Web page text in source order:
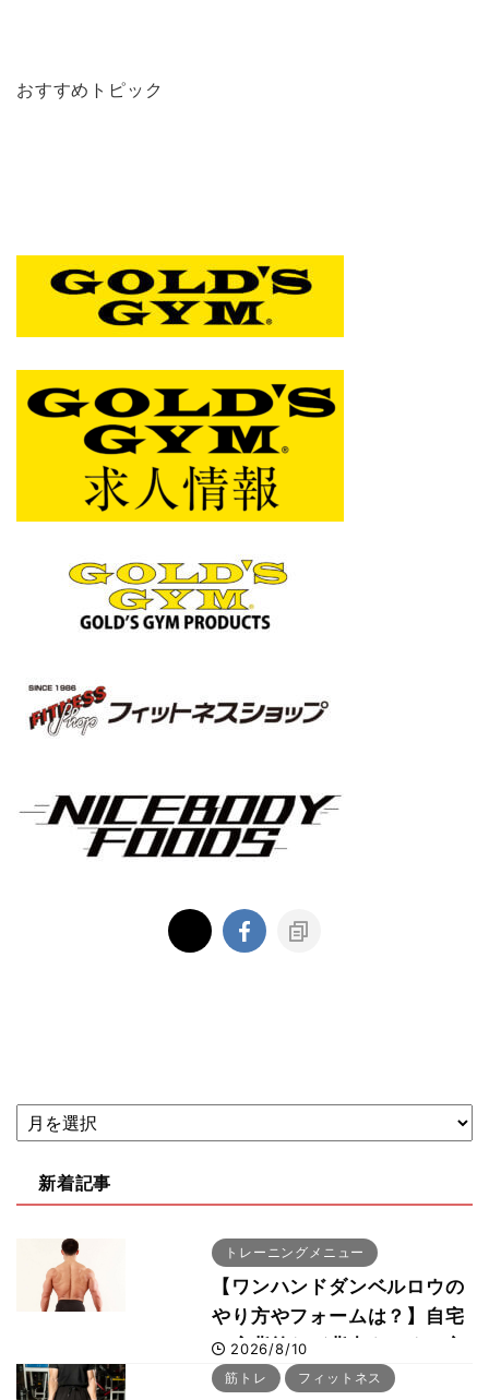
おすすめトピック
新着記事
トレーニングメニュー
【ワンハンドダンベルロウの
やり方やフォームは？】自宅
で広背筋など背中をつくる方
法をボディビル世界王者・鈴
2026/8/10
筋トレ フィットネス